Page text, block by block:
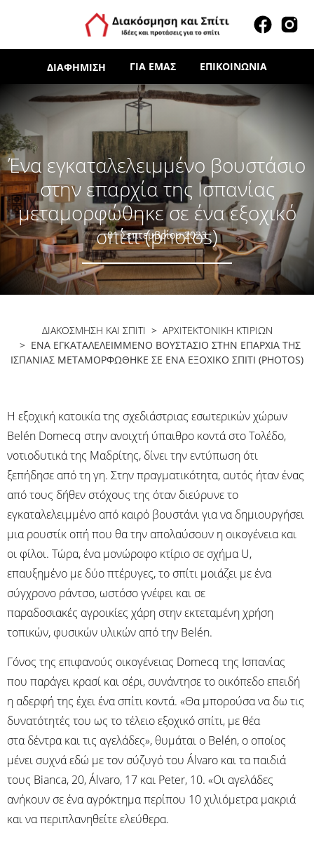
ΔΙΑΦΉΜΙΣΗ ΓΙΑ ΕΜΆΣ ΕΠΙΚΟΙΝΩΝΊΑ
Ένα εγκαταλελειμμένο βουστάσιο
στην επαρχία της Ισπανίας
μεταμορφώθηκε σε ένα εξοχικό
σπίτι (photos)
01 Σεπτεμβρίου 2023
ΔΙΑΚΟΣΜΗΣΗ ΚΑΙ ΣΠΙΤΙ > ΑΡΧΙΤΕΚΤΟΝΙΚΉ ΚΤΙΡΊΩΝ
> ΈΝΑ ΕΓΚΑΤΑΛΕΛΕΙΜΜΈΝΟ ΒΟΥΣΤΆΣΙΟ ΣΤΗΝ ΕΠΑΡΧΊΑ ΤΗΣ
ΙΣΠΑΝΊΑΣ ΜΕΤΑΜΟΡΦΏΘΗΚΕ ΣΕ ΈΝΑ ΕΞΟΧΙΚΌ ΣΠΊΤΙ (PHOTOS)
Η εξοχική κατοικία της σχεδιάστριας εσωτερικών χώρων
Belén Domecq στην ανοιχτή ύπαιθρο κοντά στο Τολέδο,
νοτιοδυτικά της Μαδρίτης, δίνει την εντύπωση ότι
ξεπήδησε από τη γη. Στην πραγματικότητα, αυτός ήταν ένας
από τους δήθεν στόχους της όταν διεύρυνε το
εγκαταλελειμμένο από καιρό βουστάνι για να δημιουργήσει
μια ρουστίκ οπή που θα την απολαύσουν η οικογένεια και
οι φίλοι. Τώρα, ένα μονώροφο κτίριο σε σχήμα U,
επαυξημένο με δύο πτέρυγες, το σπίτι μοιάζει με ένα
σύγχρονο ράντσο, ωστόσο γνέφει και σε
παραδοσιακές αγροικίες χάρη στην εκτεταμένη χρήση
τοπικών, φυσικών υλικών από την Belén.
Γόνος της επιφανούς οικογένειας Domecq της Ισπανίας
που παράγει κρασί και σέρι, συνάντησε το οικόπεδο επειδή
η αδερφή της έχει ένα σπίτι κοντά. «Θα μπορούσα να δω τις
δυνατότητές του ως το τέλειο εξοχικό σπίτι, με θέα
στα δέντρα και τις αγελάδες», θυμάται ο Belén, ο οποίος
μένει συχνά εδώ με τον σύζυγό του Álvaro και τα παιδιά
τους Bianca, 20, Álvaro, 17 και Peter, 10. «Οι αγελάδες
ανήκουν σε ένα αγρόκτημα περίπου 10 χιλιόμετρα μακριά
και να περιπλανηθείτε ελεύθερα.